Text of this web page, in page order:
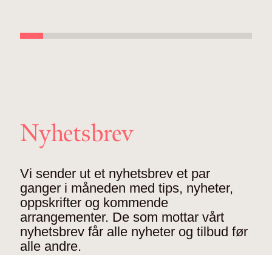
Nyhetsbrev
Vi sender ut et nyhetsbrev et par
ganger i måneden med tips, nyheter,
oppskrifter og kommende
arrangementer. De som mottar vårt
nyhetsbrev får alle nyheter og tilbud før
alle andre.